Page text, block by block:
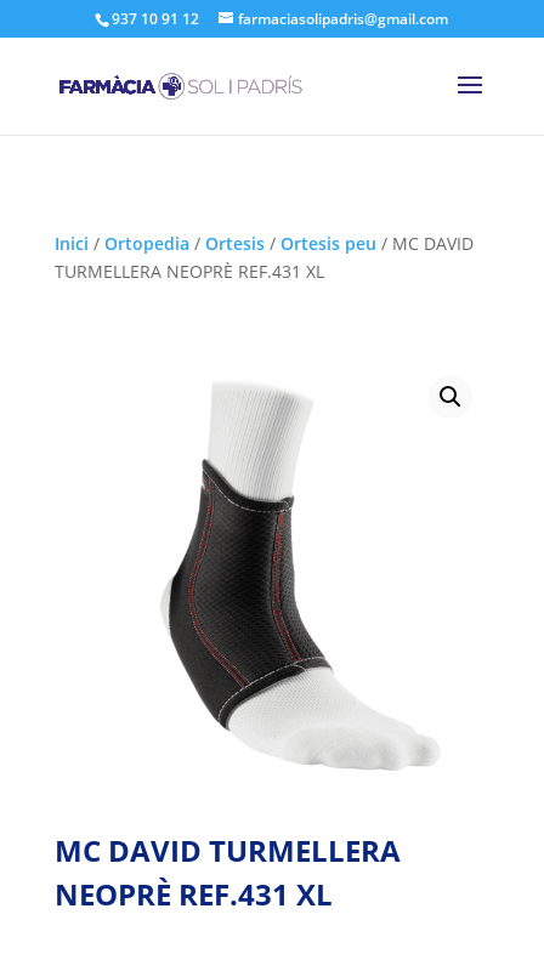
937 10 91 12 farmaciasolipadris@gmail.com
Inici / Ortopedia / Ortesis/ Ortesis peu / MC DAVID
TURMELLERA NEOPRÈ REF.431 XL
MC DAVID TURMELLERA
NEOPRÈ REF.431 XL